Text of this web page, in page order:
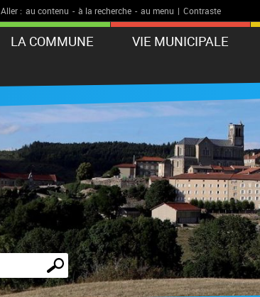
Aller : au contenu - à la recherche - au menu | Contraste
LA COMMUNE VIE MUNICIPALE